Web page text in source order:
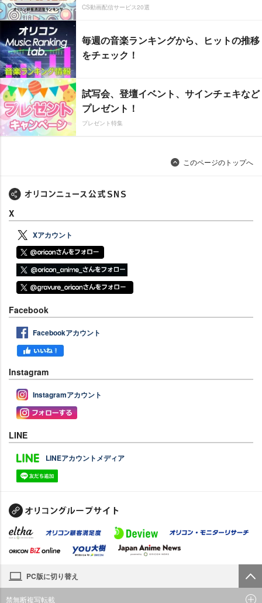
CS動画配信サービス20選
毎週の音楽ランキングから、ヒットの推移
をチェック！
試写会、登壇イベント、サインチェキなど
プレゼント！
プレゼント特集
このページのトップへ
X
Xアカウント
Facebook
Facebookアカウント
Instagram
Instagramアカウント
LINE
LINEアカウントメディア
PC版に切り替え
禁無断複写転載